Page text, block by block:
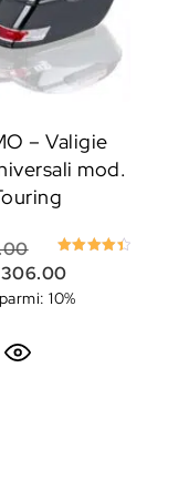
da €740.00 a
– Valigie
mod.
su 5
Il prezzo
306.00Il prezzo
10%